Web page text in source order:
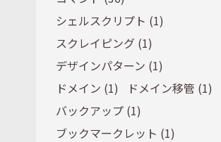
シェルスクリプト (1)
スクレイピング (1)
デザインパターン (1)
ドメイン (1)
ドメイン移管 (1)
バックアップ (1)
ブックマークレット (1)